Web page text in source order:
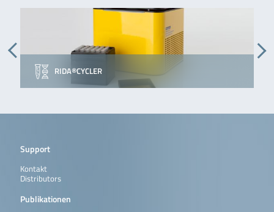
RIDA®CYCLER
Support
Kontakt
Distributors
Publikationen